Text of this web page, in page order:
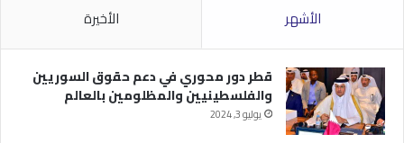
الأشهر الأخيرة
قطر دور محوري في دعم حقوق السوريين
والفلسطينيين والمظلومين بالعالم
يوليو 3, 2024